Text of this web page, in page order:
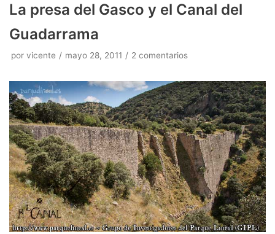
La presa del Gasco y el Canal del
Guadarrama
por vicente mayo 28, 2011 2 comentarios